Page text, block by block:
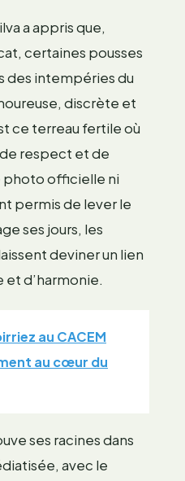
a appris que,
certaines pousses
des intempéries du
discrète et
ce terreau fertile où
respect et de
photo officielle ni
permis de lever le
ses jours, les
deviner un lien
d’harmonie.
au CACEM
au cœur du
ses racines dans
avec le